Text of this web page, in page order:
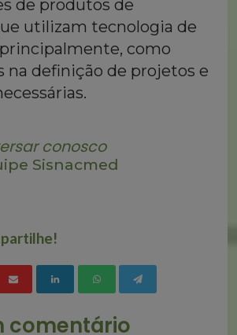
de produtos de
utilizam tecnologia de
como
na definição de projetos e
conosco
Sisnacmed
comentário